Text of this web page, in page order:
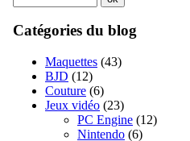
Catégories du blog
Maquettes (43)
BJD (12)
Couture (6)
Jeux vidéo (23)
PC Engine (12)
Nintendo (6)